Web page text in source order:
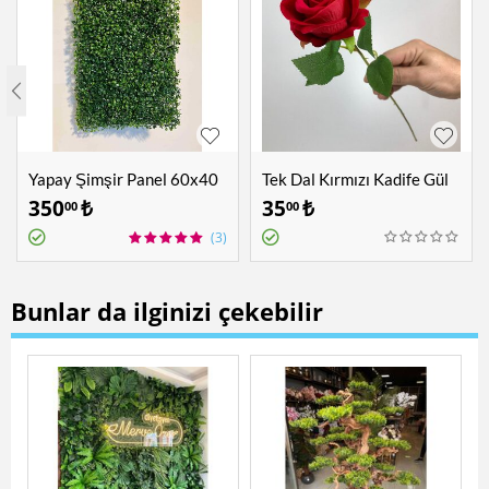
Yapay Şimşir Panel 60x40
cm
35000 ₺
(3)
Tek Dal Kırmızı Kadife Gül
3500 ₺
Bunlar da ilginizi çekebilir